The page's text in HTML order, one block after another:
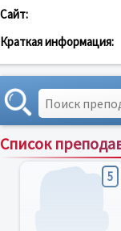
Сайт:
Краткая информация:
Список
5